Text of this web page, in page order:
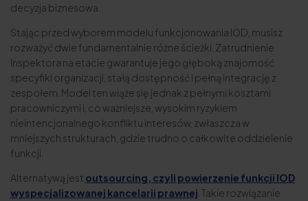
decyzja biznesowa.
Stając przed wyborem modelu funkcjonowania IOD, musisz
rozważyć dwie fundamentalnie różne ścieżki. Zatrudnienie
Inspektora na etacie gwarantuje jego głęboką znajomość
specyfiki organizacji, stałą dostępność i pełną integrację z
zespołem. Model ten wiąże się jednak z pełnymi kosztami
pracowniczymi i, co ważniejsze, wysokim ryzykiem
nieintencjonalnego konfliktu interesów, zwłaszcza w
mniejszych strukturach, gdzie trudno o całkowite oddzielenie
funkcji.
Alternatywą jest outsourcing, czyli powierzenie funkcji IOD
wyspecjalizowanej kancelarii prawnej . Takie rozwiązanie